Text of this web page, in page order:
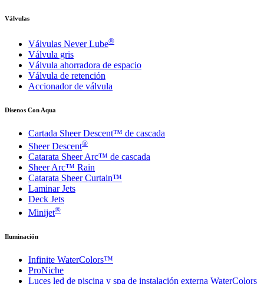
Válvulas
Válvulas Never Lube®
Válvula gris
Válvula ahorradora de espacio
Válvula de retención
Accionador de válvula
Disenos Con Aqua
Cartada Sheer Descent™ de cascada
Sheer Descent®
Catarata Sheer Arc™ de cascada
Sheer Arc™ Rain
Catarata Sheer Curtain™
Laminar Jets
Deck Jets
Minijet®
Iluminación
Infinite WaterColors™
ProNiche
Luces led de piscina y spa de instalación externa WaterColors